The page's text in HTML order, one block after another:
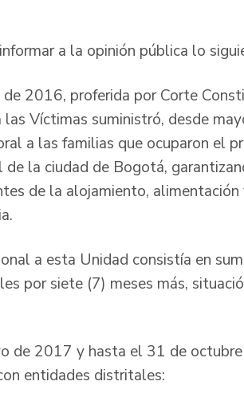
a la opinión pública lo
2016, proferida por Corte
Víctimas suministró, desde
a las familias que ocuparon el
la ciudad de Bogotá,
de la alojamiento,
a esta Unidad consistía en
por siete (7) meses más,
de 2017 y hasta el 31 de
entidades distritales: